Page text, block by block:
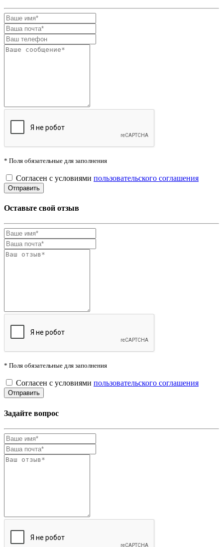
* Поля обязательные для заполнения
Согласен с условиями пользовательского соглашения
Оставьте свой отзыв
* Поля обязательные для заполнения
Согласен с условиями пользовательского соглашения
Задайте вопрос